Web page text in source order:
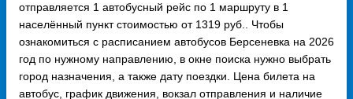
отправляется 1 автобусный рейс по 1 маршруту в 1
населённый пункт стоимостью от 1319 руб.. Чтобы
ознакомиться с расписанием автобусов Берсеневка на 2026
год по нужному направлению, в окне поиска нужно выбрать
город назначения, а также дату поездки. Цена билета на
автобус, график движения, вокзал отправления и наличие